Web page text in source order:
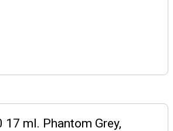
ml. Phantom Grey,